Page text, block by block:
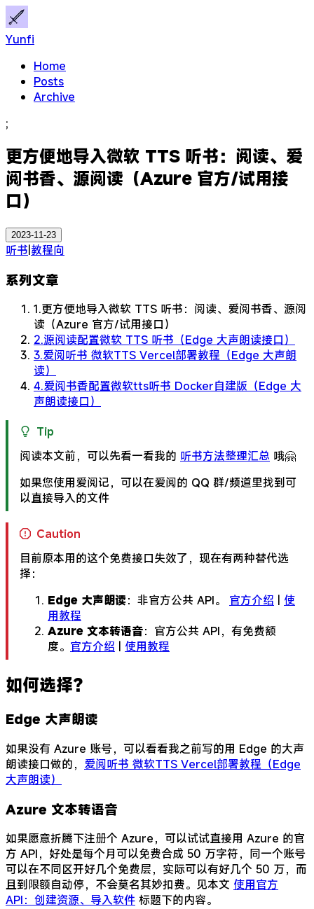
Yunfi
Home
Posts
Archive
;
更方便地导入微软 TTS 听书：阅读、爱
阅书香、源阅读（Azure 官方/试用接
口）
2023-11-23
听书|教程向
系列文章
1.更方便地导入微软 TTS 听书：阅读、爱阅书香、源阅
读（Azure 官方/试用接口）
2.源阅读配置微软 TTS 听书（Edge 大声朗读接口）
3.爱阅听书 微软TTS Vercel部署教程（Edge 大声朗
读）
4.爱阅书香配置微软tts听书 Docker自建版（Edge 大
声朗读接口）
Tip
阅读本文前，可以先看一看我的 听书方法整理汇总 哦🤗
如果您使用爱阅记，可以在爱阅的 QQ 群/频道里找到可
以直接导入的文件
Caution
目前原本用的这个免费接口失效了，现在有两种替代选
择：
Edge 大声朗读：非官方公共 API。 官方介绍 | 使
用教程
Azure 文本转语音：官方公共 API，有免费额
度。 官方介绍 | 使用教程
如何选择？
Edge 大声朗读
如果没有 Azure 账号，可以看看我之前写的用 Edge 的大声
朗读接口做的， 爱阅听书 微软TTS Vercel部署教程（Edge
大声朗读）
Azure 文本转语音
如果愿意折腾下注册个 Azure，可以试试直接用 Azure 的官
方 API，好处是每个月可以免费合成 50 万字符，同一个账号
可以在不同区开好几个免费层，实际可以有好几个 50 万，而
且到限额自动停，不会莫名其妙扣费。见本文 使用官方
API：创建资源、导入软件 标题下的内容。